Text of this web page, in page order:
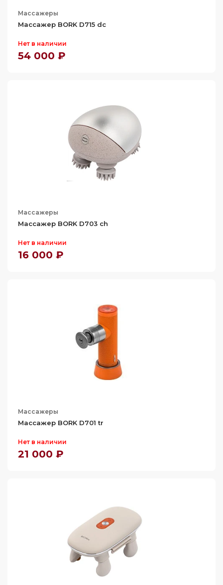
Массажеры
Массажер BORK D715 dc
Нет в наличии
54 000 ₽
Массажеры
Массажер BORK D703 ch
Нет в наличии
16 000 ₽
Массажеры
Массажер BORK D701 tr
Нет в наличии
21 000 ₽